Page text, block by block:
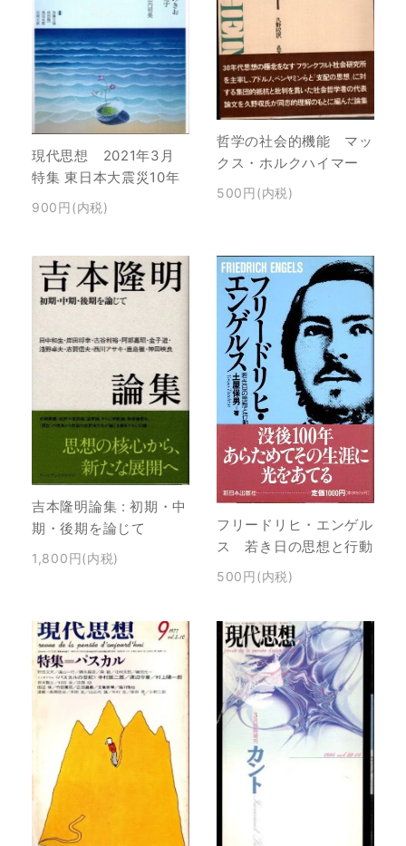
現代思想 2021年3月
特集 東日本大震災10年
900円(内税)
哲学の社会的機能 マッ
クス・ホルクハイマー
500円(内税)
吉本隆明論集 : 初期・中
期・後期を論じて
1,800円(内税)
フリードリヒ・エンゲル
ス 若き日の思想と行動
500円(内税)